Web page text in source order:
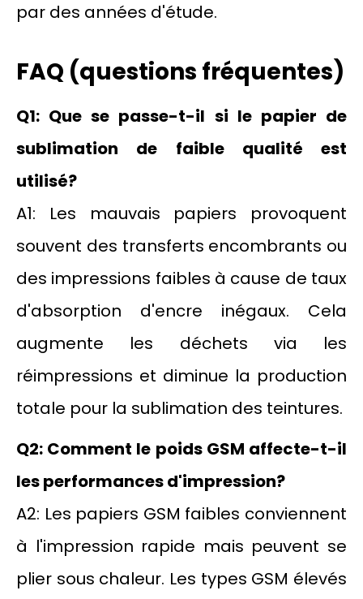
par des années d'étude.
FAQ (questions fréquentes)
Q1: Que se passe-t-il si le papier de
sublimation de faible qualité est
utilisé?
A1: Les mauvais papiers provoquent
souvent des transferts encombrants ou
des impressions faibles à cause de taux
d'absorption d'encre inégaux. Cela
augmente les déchets via les
réimpressions et diminue la production
totale pour la sublimation des teintures.
Q2: Comment le poids GSM affecte-t-il
les performances d'impression?
A2: Les papiers GSM faibles conviennent
à l'impression rapide mais peuvent se
plier sous chaleur. Les types GSM élevés